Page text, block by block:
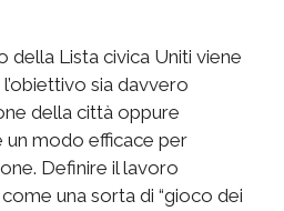
della Lista civica Uniti viene
sia davvero
della città oppure
modo efficace per
Definire il lavoro
una sorta di “gioco dei